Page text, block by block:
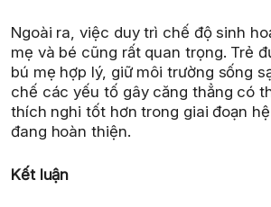
Ngoài ra, việc duy trì chế độ sinh
mẹ và bé cũng rất quan trọng. Trẻ
bú mẹ hợp lý, giữ môi trường sống
chế các yếu tố gây căng thẳng có
thích nghi tốt hơn trong giai đoạn
đang hoàn thiện.
Kết luận